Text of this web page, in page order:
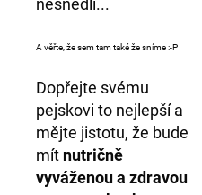
A věřte, že sem tam také že sníme :-P
Dopřejte svému
pejskovi to nejlepší a
mějte jistotu, že bude
mít nutričně
vyváženou a zdravou